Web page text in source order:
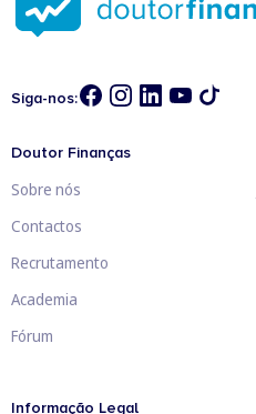
Siga-nos:
Doutor Finanças
Sobre nós
Contactos
Recrutamento
Academia
Fórum
Informação Legal